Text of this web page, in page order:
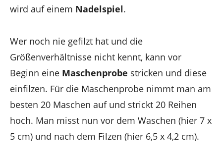
wird auf einem Nadelspiel.
Wer noch nie gefilzt hat und die
Größenverhältnisse nicht kennt, kann vor
Beginn eine Maschenprobe stricken und diese
einfilzen. Für die Maschenprobe nimmt man am
besten 20 Maschen auf und strickt 20 Reihen
hoch. Man misst nun vor dem Waschen (hier 7 x
5 cm) und nach dem Filzen (hier 6,5 x 4,2 cm).